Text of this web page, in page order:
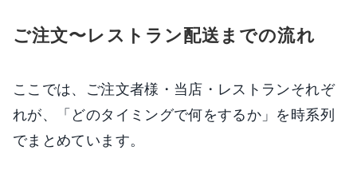
ご注文〜レストラン配送までの流れ
ここでは、ご注文者様・当店・レストランそれぞ
れが、「どのタイミングで何をするか」を時系列
でまとめています。